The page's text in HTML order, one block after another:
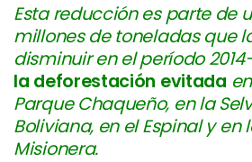
Esta reducción es parte de
millones de toneladas que
disminuir en el período
la deforestación evitada
Parque Chaqueño, en la
Boliviana, en el Espinal y en
Misionera.